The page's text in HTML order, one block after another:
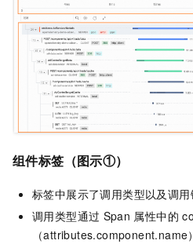
组件标签（图示①）
标签中展示了调用类型以及调
调用类型通过 Span 属性中的
（attributes.component.name